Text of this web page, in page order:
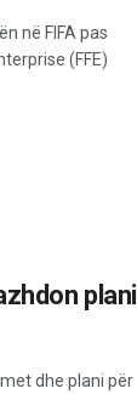
në FIFA pas
(FFE)
plani
dhe plani për